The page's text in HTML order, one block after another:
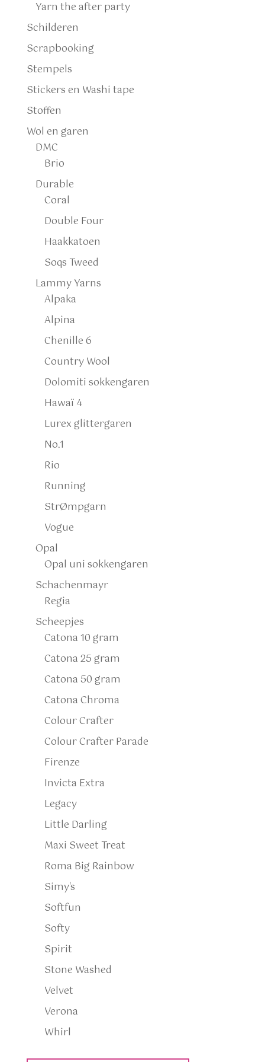
Yarn the after party
Schilderen
Scrapbooking
Stempels
Stickers en Washi tape
Stoffen
Wol en garen
DMC
Brio
Durable
Coral
Double Four
Haakkatoen
Soqs Tweed
Lammy Yarns
Alpaka
Alpina
Chenille 6
Country Wool
Dolomiti sokkengaren
Hawaï 4
Lurex glittergaren
No.1
Rio
Running
StrØmpgarn
Vogue
Opal
Opal uni sokkengaren
Schachenmayr
Regia
Scheepjes
Catona 10 gram
Catona 25 gram
Catona 50 gram
Catona Chroma
Colour Crafter
Colour Crafter Parade
Firenze
Invicta Extra
Legacy
Little Darling
Maxi Sweet Treat
Roma Big Rainbow
Simy's
Softfun
Softy
Spirit
Stone Washed
Velvet
Verona
Whirl